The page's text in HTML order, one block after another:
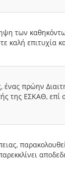
των
καλή επιτυχία
πρώην
της ΕΣΚΑΘ, επί